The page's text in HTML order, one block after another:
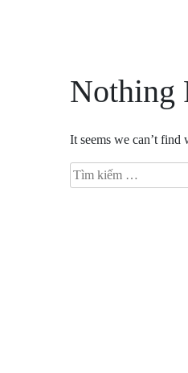
Nothing
It seems we can’t find
Tìm
kiếm